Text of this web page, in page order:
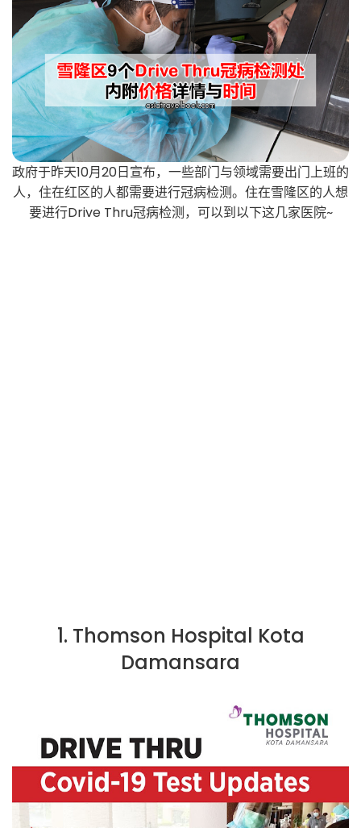
政府于昨天10月20日宣布，一些部门与领域需要出门上班的
人，住在红区的人都需要进行冠病检测。住在雪隆区的人想
要进行Drive Thru冠病检测，可以到以下这几家医院~
1. Thomson Hospital Kota
Damansara